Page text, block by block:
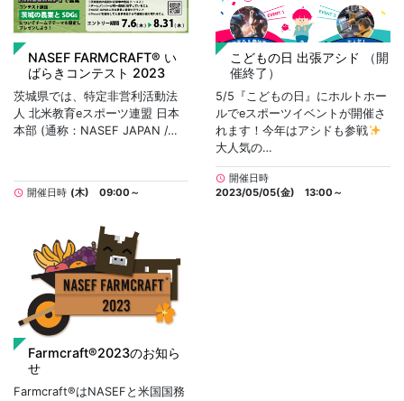
NASEF FARMCRAFT® い
ばらきコンテスト 2023
茨城県では、特定非営利活動法
人 北米教育eスポーツ連盟 日本
本部 (通称：NASEF JAPAN /…
schedule 開催日時 (木) 09:00～
こどもの日 出張アシド
（開
催終了）
5/5『こどもの日』にホルトホー
ルでeスポーツイベントが開催さ
れます！今年はアシドも参戦
大人気の…
schedule 開催日時
2023/05/05(金) 13:00～
Farmcraft®2023のお知ら
せ
Farmcraft®はNASEFと米国国務